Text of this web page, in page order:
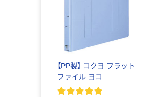
【PP製】 コクヨ フラット
ファイル ヨコ